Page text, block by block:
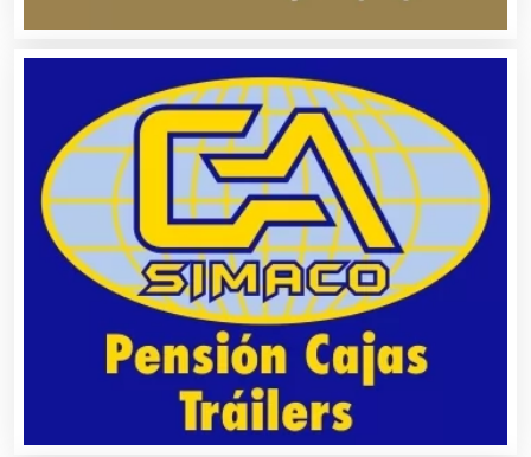
Asilos
Asociaciones Civiles
Asociaciones Empresariales
Audio, Sonido e Iluminación
Audios para Eventos